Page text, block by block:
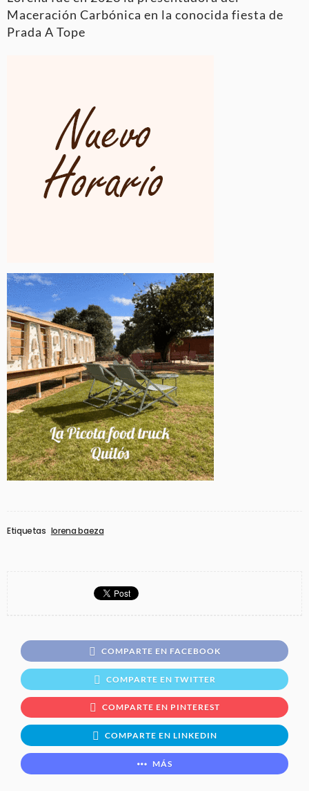
Maceración Carbónica en la conocida fiesta de
Prada A Tope
Etiquetas lorena baeza
COMPARTE EN FACEBOOK
COMPARTE EN TWITTER
COMPARTE EN PINTEREST
COMPARTE EN LINKEDIN
MÁS